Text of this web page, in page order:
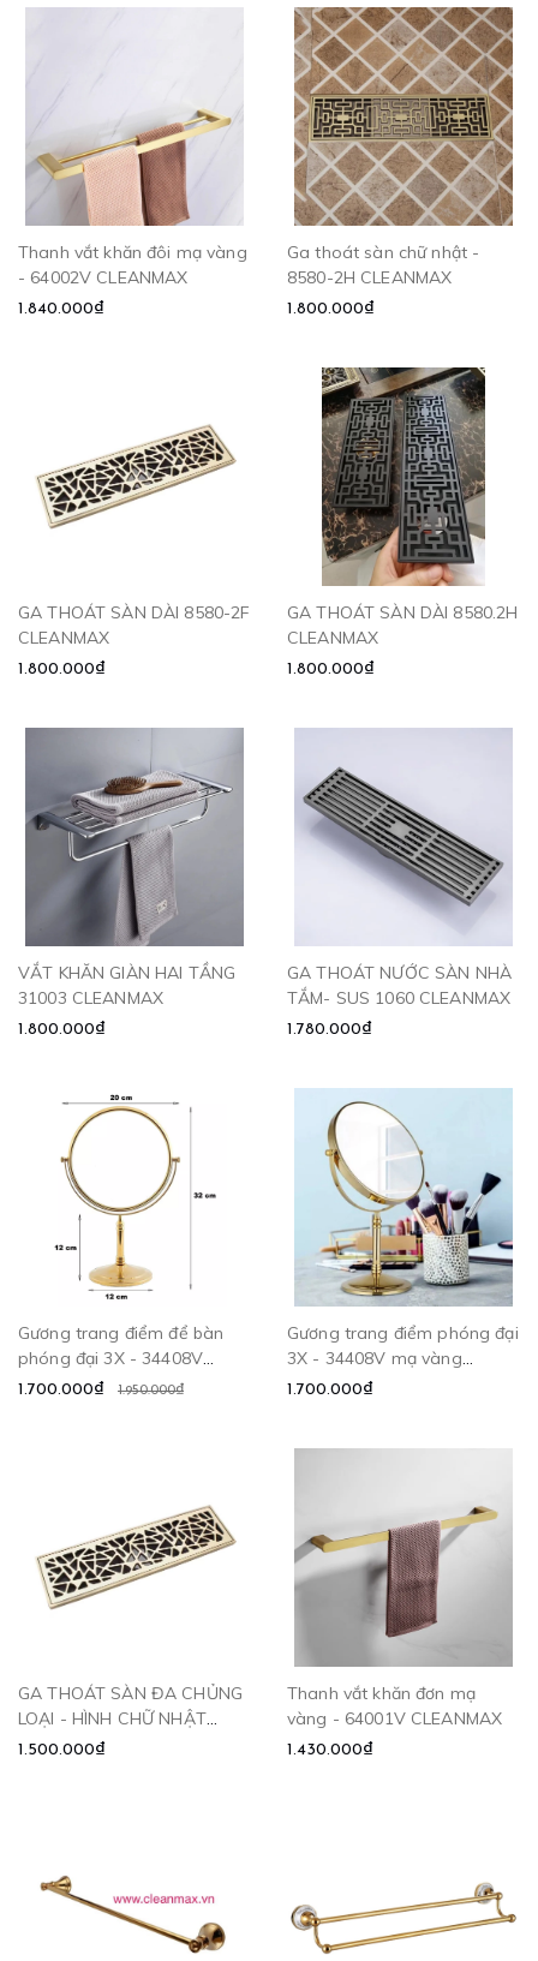
Thanh vắt khăn đôi mạ vàng
- 64002V CLEANMAX
1.840.000₫
Ga thoát sàn chữ nhật -
8580-2H CLEANMAX
1.800.000₫
GA THOÁT SÀN DÀI 8580-2F
CLEANMAX
1.800.000₫
GA THOÁT SÀN DÀI 8580.2H
CLEANMAX
1.800.000₫
VẮT KHĂN GIÀN HAI TẦNG
31003 CLEANMAX
1.800.000₫
GA THOÁT NƯỚC SÀN NHÀ
TẮM- SUS 1060 CLEANMAX
1.780.000₫
Gương trang điểm để bàn
phóng đại 3X - 34408V
CLEANMAX
1.700.000₫ 1.950.000₫
Gương trang điểm phóng đại
3X - 34408V mạ vàng
CLEANMAX
1.700.000₫
GA THOÁT SÀN ĐA CHỦNG
LOẠI - HÌNH CHỮ NHẬT
CLEANMAX
1.500.000₫
Thanh vắt khăn đơn mạ
vàng - 64001V CLEANMAX
1.430.000₫